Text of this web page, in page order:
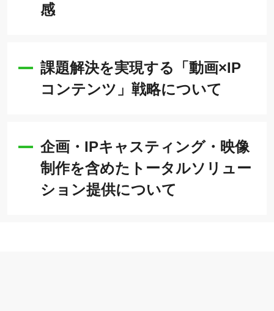
感
課題解決を実現する「動画×IP
コンテンツ」戦略について
企画・IPキャスティング・映像
制作を含めたトータルソリュー
ション提供について